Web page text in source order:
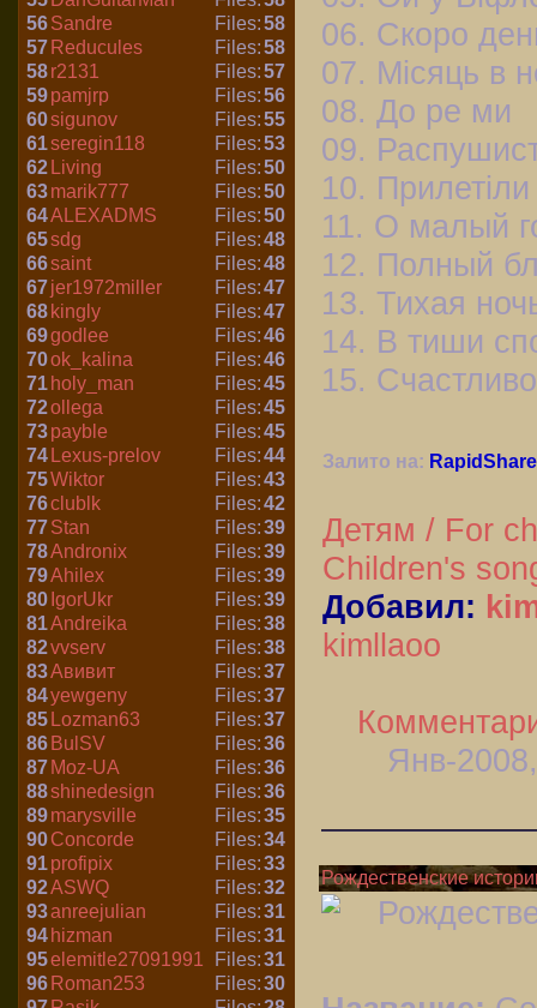
56Sandre Files:58
57 Reducules Files:58
58r2131 Files:57
59pamjrp Files:56
60sigunov Files:55
61seregin118 Files:53
62 Living Files:50
63marik777 Files:50
64ALEXADMS Files:50
65sdg Files:48
66saint Files:48
67jer1972miller Files:47
68 kingly Files:47
69godlee Files:46
70ok_kalina Files:46
71 holy_man Files:45
72ollega Files:45
73payble Files:45
74 Lexus-prelov Files:44
75Wiktor Files:43
76clublk Files:42
77Stan Files:39
78Andronix Files:39
79Ahilex Files:39
80 IgorUkr Files:39
81Andreika Files:38
82vvserv Files:38
83Авивит Files:37
84yewgeny Files:37
85 Lozman63 Files:37
86 BulSV Files:36
87 Moz-UA Files:36
88shinedesign Files:36
89marysville Files:35
90Concorde Files:34
91profipix Files:33
92ASWQ Files:32
93anreejulian Files:31
94 hizman Files:31
95elemitle27091991 Files:31
96 Roman253 Files:30
06. Скоро
07. Місяць в
08. До ре ми
09.
10.
11. О малый
12. Полный
13. Тихая
14. В тиши
15.
Залито на: RapidShare
Детям / For
Children's
Добавил:
kimllaoo
Янв-
Рождественские